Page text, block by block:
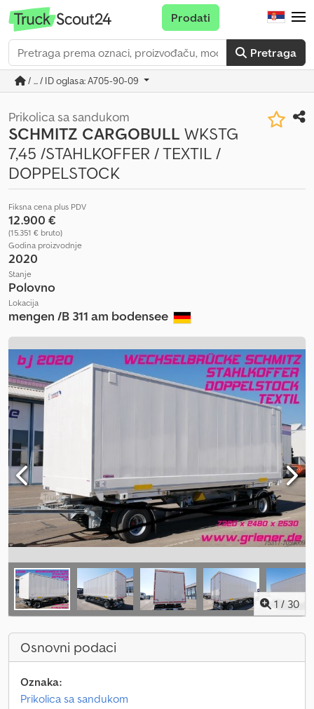
Pretraga
Prodati
/ ... / ID oglasa: A705-90-09
Prikolica sa sandukom
SCHMITZ CARGOBULL WKSTG
7,45 /STAHLKOFFER / TEXTIL /
DOPPELSTOCK
Fiksna cena plus PDV
12.900 €
(15.351 € bruto)
Godina proizvodnje
2020
Stanje
Polovno
Lokacija
mengen /B 311 am bodensee
1 / 30
Osnovni podaci
Oznaka:
Prikolica sa sandukom